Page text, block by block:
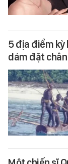
5 địa điểm
dám đặt